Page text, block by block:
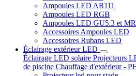
Ampoules LED AR111
Ampoules LED RGB
Ampoules LED GU5.3 et
Accessoires Ampoules LED
Accessoires Rubans LED
Éclairage extérieur LED
Éclairage LED solaire Projecteurs
de piscine Chauffage d'extérieur -